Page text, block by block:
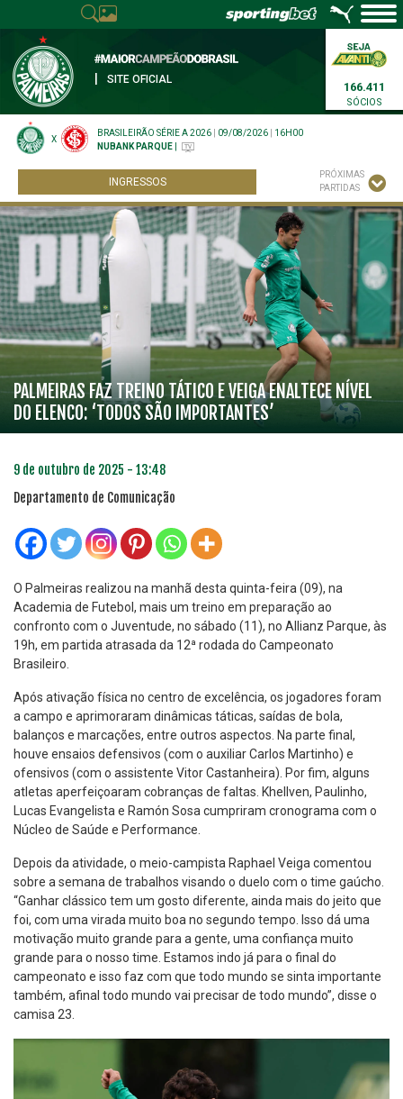
SITE OFICIAL
166.411
SÓCIOS
X
BRASILEIRÃO SÉRIE A 2026 09/08/2026
16H00
NUBANK PARQUE
INGRESSOS
PRÓXIMAS
PARTIDAS
PALMEIRAS FAZ TREINO TÁTICO E VEIGA ENALTECE NÍVEL
DO ELENCO: ‘TODOS SÃO IMPORTANTES’
9 de outubro de 2025 - 13:48
Departamento de Comunicação
O Palmeiras realizou na manhã desta quinta-feira (09), na
Academia de Futebol, mais um treino em preparação ao
confronto com o Juventude, no sábado (11), no Allianz Parque, às
19h, em partida atrasada da 12ª rodada do Campeonato
Brasileiro.
Após ativação física no centro de excelência, os jogadores foram
a campo e aprimoraram dinâmicas táticas, saídas de bola,
balanços e marcações, entre outros aspectos. Na parte final,
houve ensaios defensivos (com o auxiliar Carlos Martinho) e
ofensivos (com o assistente Vitor Castanheira). Por fim, alguns
atletas aperfeiçoaram cobranças de faltas. Khellven, Paulinho,
Lucas Evangelista e Ramón Sosa cumpriram cronograma com o
Núcleo de Saúde e Performance.
Depois da atividade, o meio-campista Raphael Veiga comentou
sobre a semana de trabalhos visando o duelo com o time gaúcho.
“Ganhar clássico tem um gosto diferente, ainda mais do jeito que
foi, com uma virada muito boa no segundo tempo. Isso dá uma
motivação muito grande para a gente, uma confiança muito
grande para o nosso time. Estamos indo já para o final do
campeonato e isso faz com que todo mundo se sinta importante
também, afinal todo mundo vai precisar de todo mundo”, disse o
camisa 23.